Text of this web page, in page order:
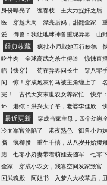
身份曝光了
缠春枝 王大力捉奸之后
医
穿越大周 漂亮后妈，甜翻全家
爱
御兽：我让地球神兽重现异界 山
经典收藏 疯批小师叔她五行缺德
吃牛肉
全球高武之杀生得道 惊悚直
临【快穿】
苟在异界问长生 穿八零
间
惊！穿成炮灰竹马被主角缠上了
完！
古代天灾末世农女养家忙 快穿
环
港综：洪兴太子爷，老婆李佳欣
最近更新 穿成当家主母，四个幼崽
冷面军官沦陷了
港夜熟色 御兽小师
脑
疯柳腰 重生千禧，从八岁开始摆
痣
七零小娇妻带着萌娃去随军 七零
全家
穿成小农女，我靠空间发家致富
回武魂殿
阿姐书 入梦六大校草后，